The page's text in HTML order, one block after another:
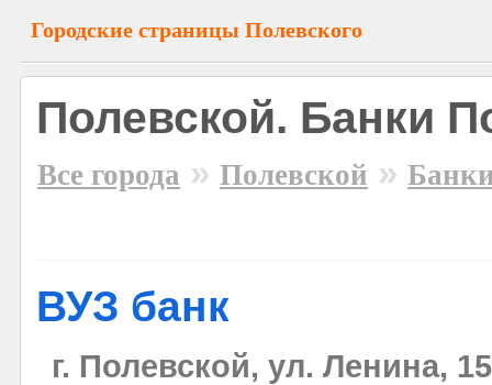
Городские страницы Полевского
Полевской. Банки
Все города » Полевской »
ВУЗ банк
г. Полевской, ул. Ленина, 15